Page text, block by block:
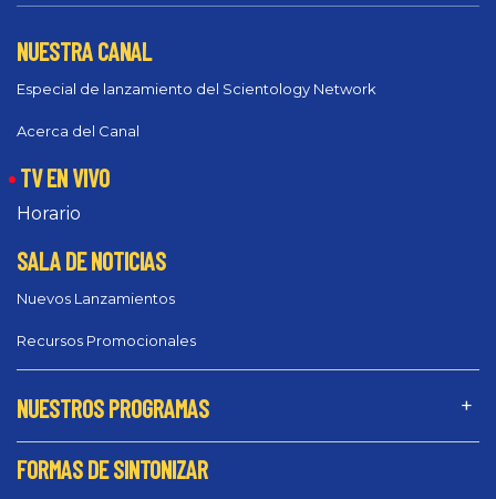
NUESTRA CANAL
Especial de lanzamiento del Scientology Network
Acerca del Canal
TV EN VIVO
Horario
SALA DE NOTICIAS
Nuevos Lanzamientos
Recursos Promocionales
NUESTROS PROGRAMAS
FORMAS DE SINTONIZAR